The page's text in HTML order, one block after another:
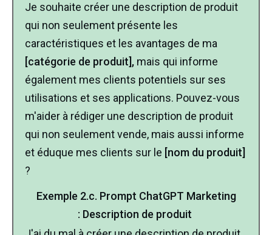
Je souhaite créer une description de produit
qui non seulement présente les
caractéristiques et les avantages de ma
[catégorie de produit], mais qui informe
également mes clients potentiels sur ses
utilisations et ses applications. Pouvez-vous
m'aider à rédiger une description de produit
qui non seulement vende, mais aussi informe
et éduque mes clients sur le [nom du produit]
?
Exemple 2.c. Prompt ChatGPT Marketing
: Description de produit